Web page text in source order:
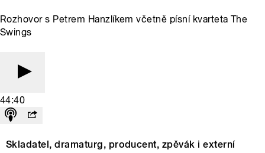
Rozhovor s Petrem Hanzlíkem včetně písní kvarteta The
Swings
44:40
Skladatel, dramaturg, producent, zpěvák i externí